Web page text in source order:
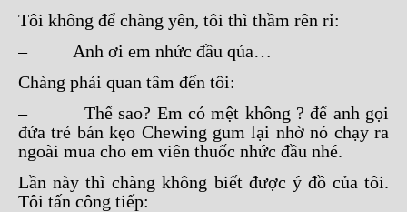
Tôi không để chàng yên, tôi thì thầm rên rỉ:
– Anh ơi em nhức đầu qúa…
Chàng phải quan tâm đến tôi:
– Thế sao? Em có mệt không ? để anh gọi
đứa trẻ bán kẹo Chewing gum lại nhờ nó chạy ra
ngoài mua cho em viên thuốc nhức đầu nhé.
Lần này thì chàng không biết được ý đồ của tôi.
Tôi tấn công tiếp: